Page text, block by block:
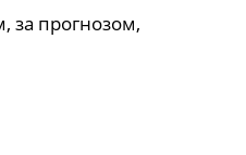
за прогнозом,